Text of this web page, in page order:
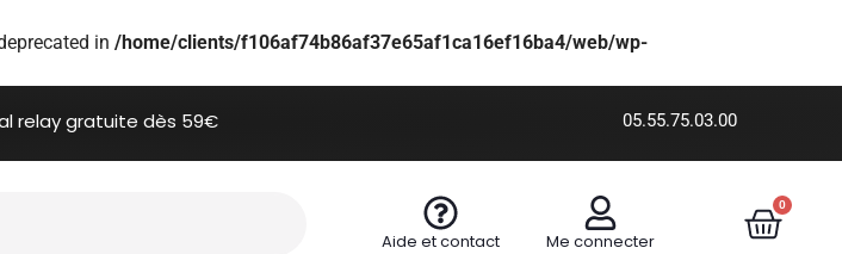
in /home/clients/f106af74b86af37e65af1ca16ef16ba4/web/wp-
relay gratuite dès 59€ 05.55.75.03.00
Aide et contact Me connecter
0